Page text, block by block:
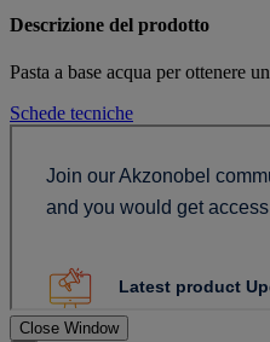
Descrizione del prodotto
Pasta a base acqua per ottenere
Schede tecniche
Close Window